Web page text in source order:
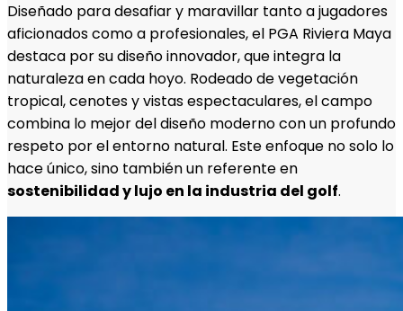
Diseñado para desafiar y maravillar tanto a jugadores
aficionados como a profesionales, el PGA Riviera Maya
destaca por su diseño innovador, que integra la
naturaleza en cada hoyo. Rodeado de vegetación
tropical, cenotes y vistas espectaculares, el campo
combina lo mejor del diseño moderno con un profundo
respeto por el entorno natural. Este enfoque no solo lo
hace único, sino también un referente en
sostenibilidad y lujo en la industria del golf.